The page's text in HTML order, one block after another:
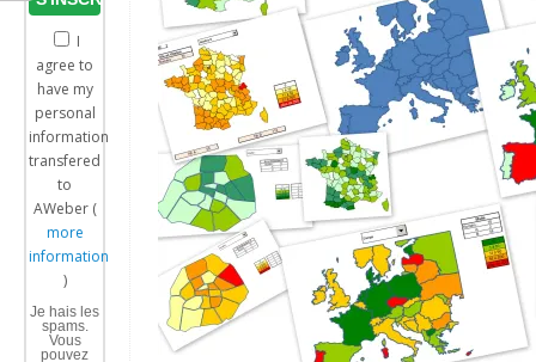
I
agree to
have my
personal
information
transfered
to
AWeber (
more
information
)
Je hais les
spams.
Vous
pouvez